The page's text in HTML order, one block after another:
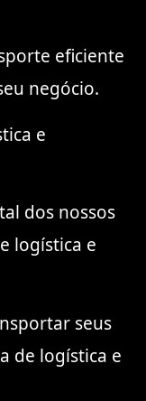
eficiente
negócio.
e
dos nossos
logística e
seus
de logística e